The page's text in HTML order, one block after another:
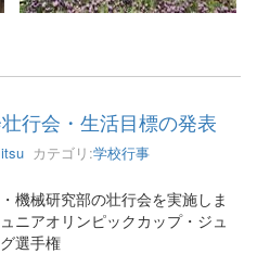
行会・生活目標の発表
カテゴリ:学校行事
機械研究部の壮行会を実施しま
ニアオリンピックカップ・ジュ
選手権